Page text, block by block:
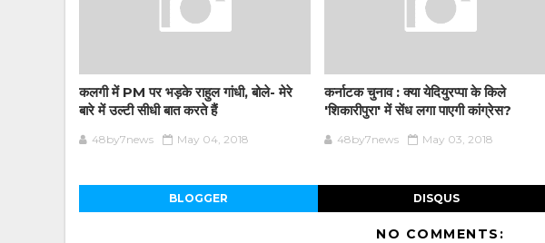
कलगी में PM पर भड़के राहुल गांधी, बोले- मेरे
बारे में उल्टी सीधी बात करते हैं
48by7news May 04, 2018
कर्नाटक चुनाव : क्या येदियुरप्पा के किले
'शिकारीपुरा' में सेंध लगा पाएगी कांग्रेस?
48by7news May 03, 2018
BLOGGER DISQUS
NO COMMENTS: